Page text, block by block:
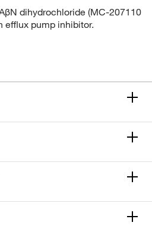
dihydrochloride (MC-207110
efflux pump inhibitor.